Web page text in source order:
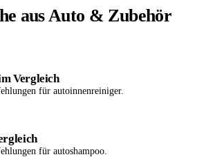
aus Auto & Zubehör
Vergleich
für autoinnenreiniger.
für autoshampoo.